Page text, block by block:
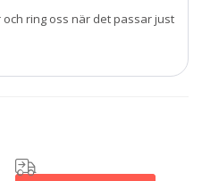
ring oss när det passar just